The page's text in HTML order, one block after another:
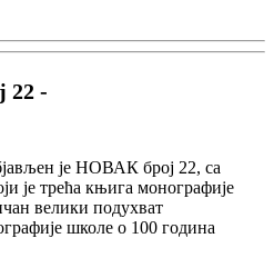
22 -
је НОВАК број 22, са
трећа књига монографије
велики подухват
школе о 100 година